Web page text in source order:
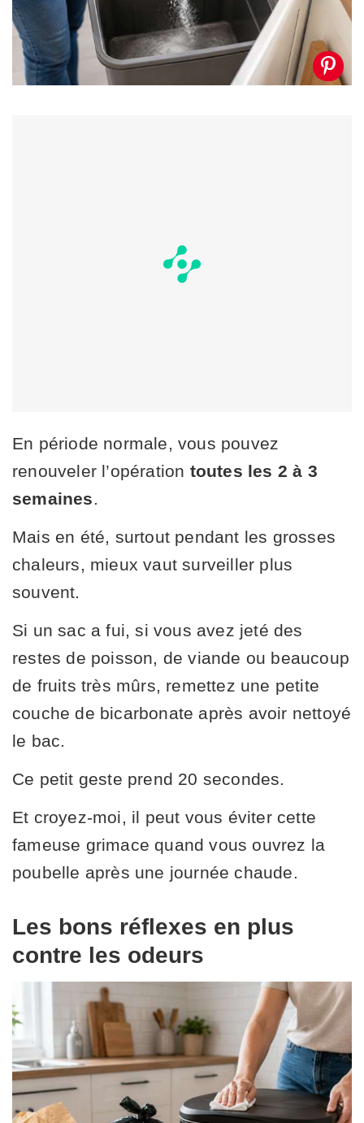
En période normale, vous pouvez
renouveler l’opération toutes les 2 à 3
semaines
Mais en été, surtout pendant les grosses
chaleurs, mieux vaut surveiller plus
souvent.
Si un sac a fui, si vous avez jeté des
restes de poisson, de viande ou beaucoup
de fruits très mûrs, remettez une petite
couche de bicarbonate après avoir nettoyé
le bac.
Ce petit geste prend 20 secondes.
Et croyez-moi, il peut vous éviter cette
fameuse grimace quand vous ouvrez la
poubelle après une journée chaude.
Les bons réflexes en plus
contre les odeurs